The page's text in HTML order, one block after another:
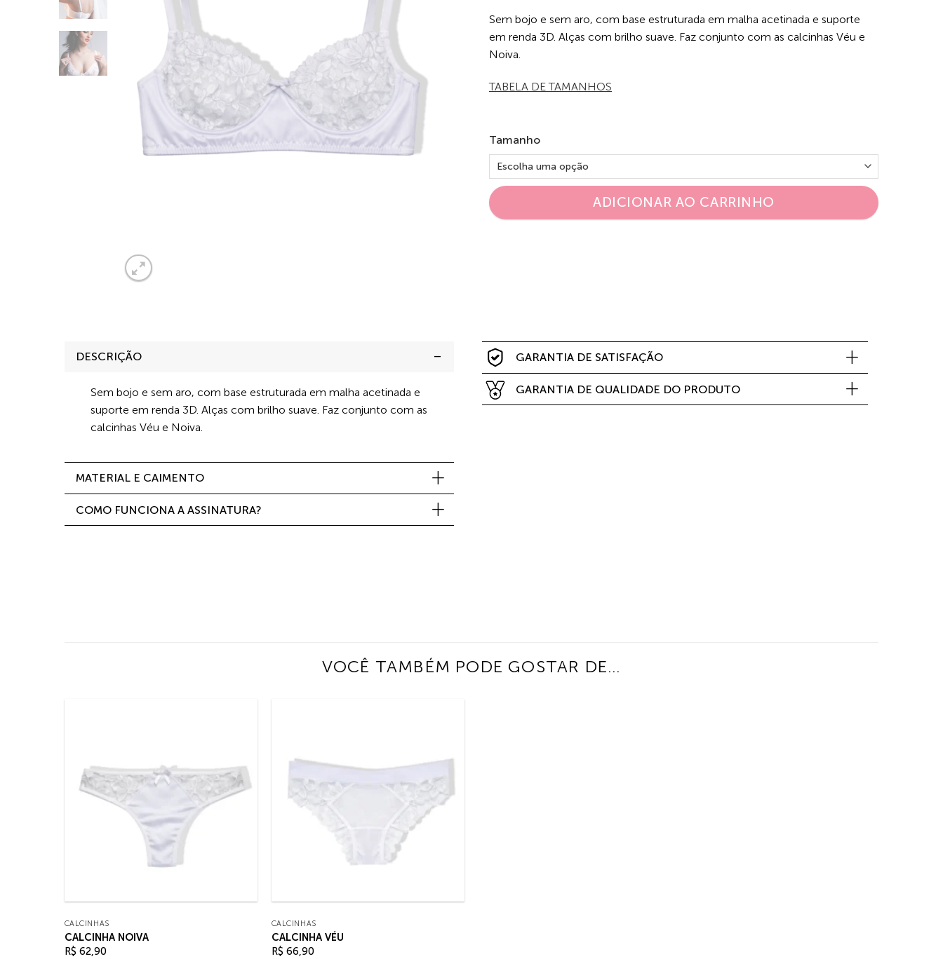
Sem bojo e sem aro, com base estruturada em malha acetinada e suporte
em renda 3D. Alças com brilho suave. Faz conjunto com as calcinhas Véu e
Noiva.
TABELA DE TAMANHOS
Tamanho
ADICIONAR AO CARRINHO
DESCRIÇÃO
Sem bojo e sem aro, com base estruturada em malha acetinada e
suporte em renda 3D. Alças com brilho suave. Faz conjunto com as
calcinhas Véu e Noiva.
MATERIAL E CAIMENTO
COMO FUNCIONA A ASSINATURA?
GARANTIA DE SATISFAÇÃO
GARANTIA DE QUALIDADE DO PRODUTO
VOCÊ TAMBÉM PODE GOSTAR DE…
CALCINHAS
CALCINHA NOIVA
R$ 62,90
CALCINHAS
CALCINHA VÉU
R$ 66,90